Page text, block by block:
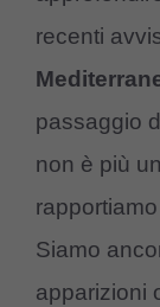
recenti
passaggio
non è più
Siamo
apparizioni